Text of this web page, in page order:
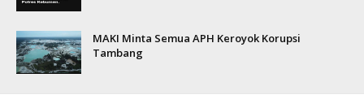
MAKI Minta Semua APH Keroyok Korupsi
Tambang